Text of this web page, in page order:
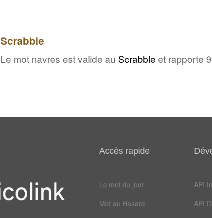
Scrabble
Le mot navres est valide au Scrabble et rapporte
Accès rapide
Le mot du jour
Mot au Hasard
API
API